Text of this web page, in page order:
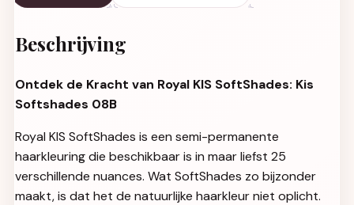
Beschrijving
Ontdek de Kracht van Royal KIS SoftShades: Kis
Softshades 08B
Royal KIS SoftShades is een semi-permanente
haarkleuring die beschikbaar is in maar liefst 25
verschillende nuances. Wat SoftShades zo bijzonder
maakt, is dat het de natuurlijke haarkleur niet oplicht.